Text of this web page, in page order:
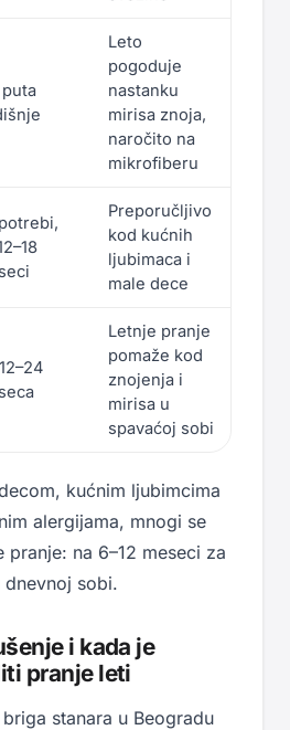
puta
Leto
pogoduje
nastanku
mirisa znoja,
naročito na
mikrofiberu
Preporučljivo
kod kućnih
ljubimaca i
male dece
Letnje pranje
pomaže kod
znojenja i
mirisa u
spavaćoj sobi
kućnim ljubimcima
alergijama, mnogi se
pranje: na 6–12 meseci za
sobi.
i kada je
pranje leti
stanara u Beogradu